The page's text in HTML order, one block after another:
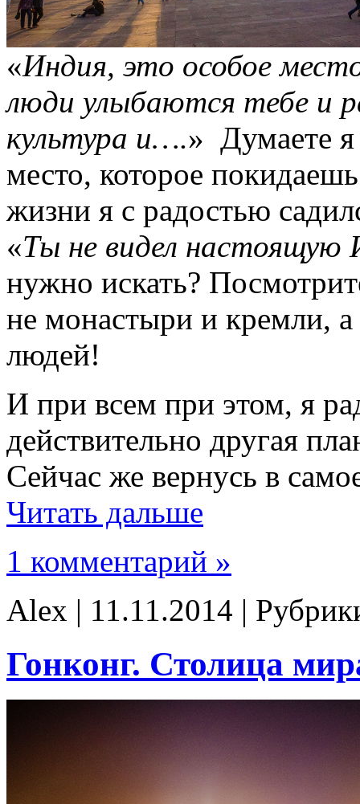
«Индия, это особое
люди улыбаются тебе и
культура и….» Думаете
место, которое
жизни я с радостью
«Ты не видел настоящую
нужно искать?
не монастыри и кремли,
людей!
И при всем при этом, я
действительно другая
Сейчас же вернусь в
Читать дальше
1 комментарий »
Alex | 11.11.2014 |
Гонконг. Столица